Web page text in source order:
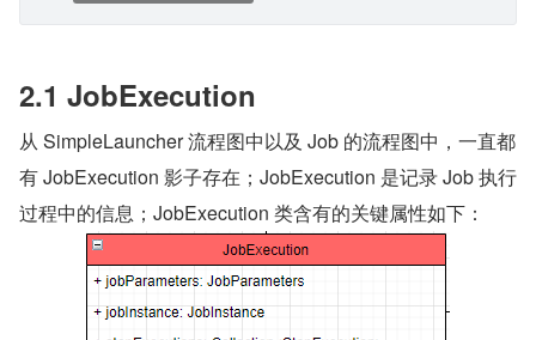
2.1 JobExecution
从 SimpleLauncher 流程图中以及 Job 的流程图中，一直都
有 JobExecution 影子存在；JobExecution 是记录 Job 执行
过程中的信息；JobExecution 类含有的关键属性如下：